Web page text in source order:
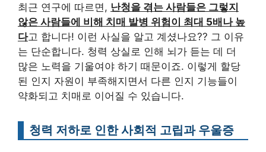
최근 연구에 따르면, 난청을 겪는 사람들은 그렇지
않은 사람들에 비해 치매 발병 위험이 최대 5배나 높
다고 합니다! 이런 사실을 알고 계셨나요?? 그 이유
는 단순합니다. 청력 상실로 인해 뇌가 듣는 데 더
많은 노력을 기울여야 하기 때문이죠. 이렇게 할당
된 인지 자원이 부족해지면서 다른 인지 기능들이
약화되고 치매로 이어질 수 있습니다.
청력 저하로 인한 사회적 고립과 우울증